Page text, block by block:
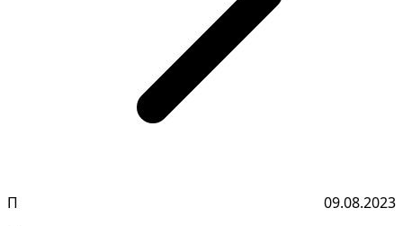
П
09.08.2023